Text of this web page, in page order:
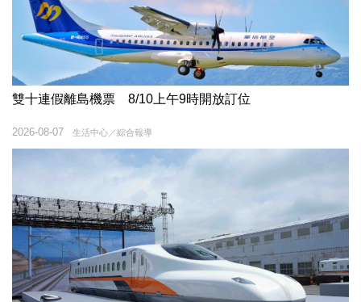
雙十連假離島機票 8/10上午9時開放訂位
生活中心／綜合報導
2026-08-07